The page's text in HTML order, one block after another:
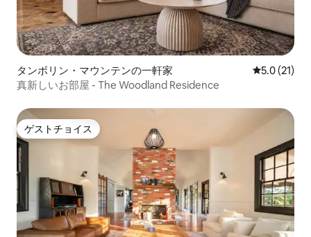
タンボリン・マウンテンの一軒家 レビュー21
5.0 (21)
真新しいお部屋 - The Woodland Residence
ゲストチョイス
ゲストチョイス